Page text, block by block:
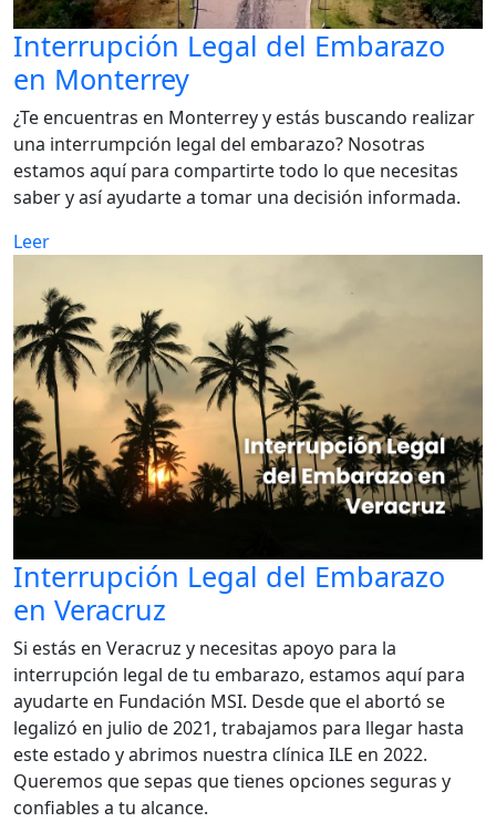
Interrupción Legal del Embarazo
en Monterrey
¿Te encuentras en Monterrey y estás buscando realizar
una interrumpción legal del embarazo? Nosotras
estamos aquí para compartirte todo lo que necesitas
saber y así ayudarte a tomar una decisión informada.
Leer
Interrupción Legal del Embarazo
en Veracruz
Si estás en Veracruz y necesitas apoyo para la
interrupción legal de tu embarazo, estamos aquí para
ayudarte en Fundación MSI. Desde que el abortó se
legalizó en julio de 2021, trabajamos para llegar hasta
este estado y abrimos nuestra clínica ILE en 2022.
Queremos que sepas que tienes opciones seguras y
confiables a tu alcance.